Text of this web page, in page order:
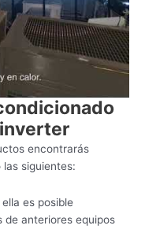
encontrarás
siguientes:
es posible
de anteriores equipos